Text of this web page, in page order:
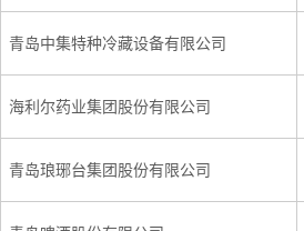
青岛中集特种冷藏设备有限公司
海利尔药业集团股份有限公司
青岛琅琊台集团股份有限公司